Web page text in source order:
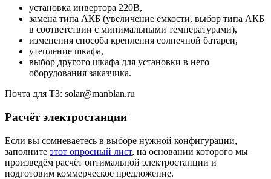
установка инвертора 220В,
замена типа АКБ (увеличение ёмкости, выбор типа АКБ
в соответствии с минимальными температурами),
изменения способа крепления солнечной батареи,
утепление шкафа,
выбор другого шкафа для установки в него
оборудования заказчика.
Почта для ТЗ: solar@manblan.ru
Расчёт электростанции
Если вы сомневаетесь в выборе нужной конфигурации,
заполните этот опросный лист, на основании которого мы
произведём расчёт оптимальной электростанции и
подготовим коммерческое предложение.